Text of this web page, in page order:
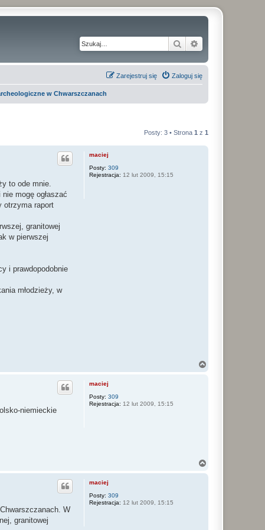
Szukaj
Zaloguj się
Zarejestruj się
w Chwarszczanach
Posty: 3 • Strona 1 z 1
maciej
Posty: 309
Rejestracja: 12 lut 2009, 15:15
to ode mnie.
mogę ogłaszać
otrzyma raport
granitowej
w pierwszej
i prawdopodobnie
młodzieży, w
maciej
Posty: 309
Rejestracja: 12 lut 2009, 15:15
niemieckie
maciej
Posty: 309
Rejestracja: 12 lut 2009, 15:15
W
granitowej